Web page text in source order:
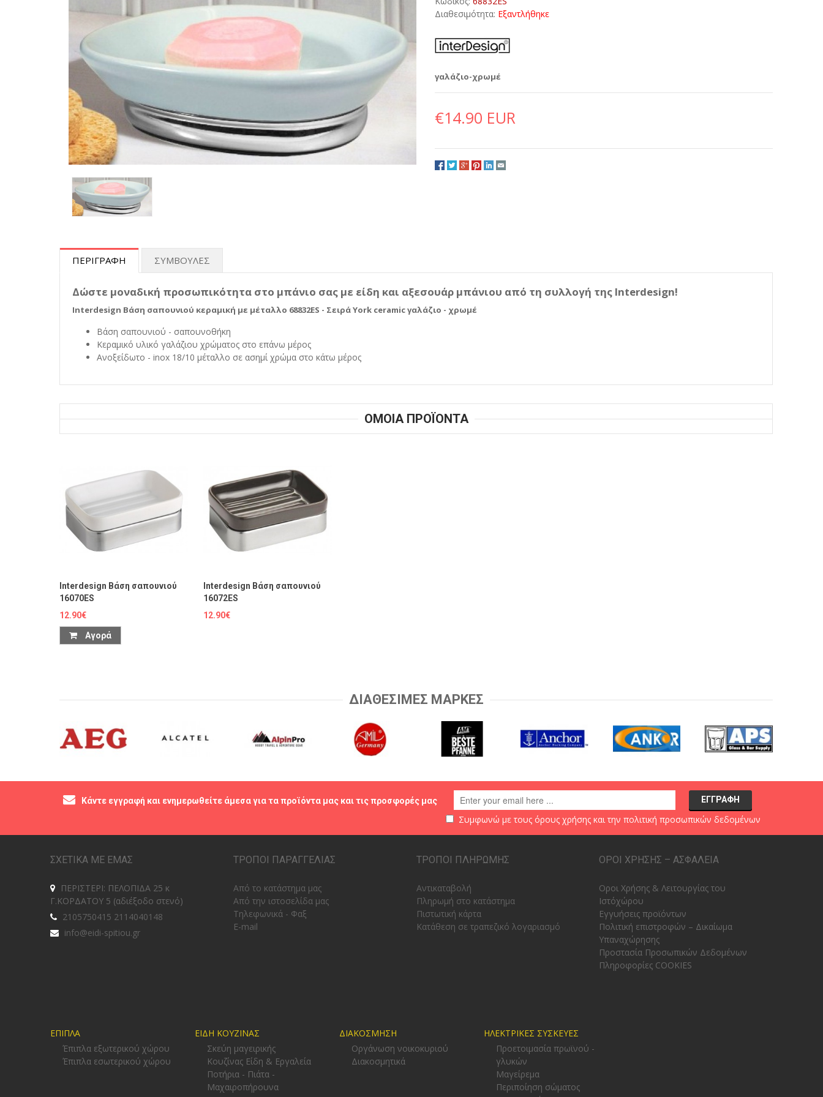
Διαθεσιμότητα: Εξαντλήθηκε
γαλάζιο-χρωμέ
€14.90 EUR
ΠΕΡΙΓΡΑΦΗ ΣΥΜΒΟΥΛΕΣ
Δώστε μοναδική προσωπικότητα στο μπάνιο σας με είδη και αξεσουάρ μπάνιου από τη συλλογή της Interdesign!
Interdesign Βάση σαπουνιού κεραμική με μέταλλο 68832ES - Σειρά York ceramic γαλάζιο - χρωμέ
Βάση σαπουνιού - σαπουνοθήκη
Κεραμικό υλικό γαλάζιου χρώματος στο επάνω μέρος
Ανοξείδωτο - inox 18/10 μέταλλο σε ασημί χρώμα στο κάτω μέρος
ΟΜΟΙΑ ΠΡΟΪΟΝΤΑ
Interdesign Βάση σαπουνιού
16070ES
12.90€
Αγορά
Interdesign Βάση σαπουνιού
16072ES
12.90€
ΔΙΑΘΕΣΙΜΕΣ ΜΑΡΚΕΣ
Κάντε εγγραφή και ενημερωθείτε άμεσα για τα προϊόντα μας και τις προσφορές μας
Συμφωνώ με τους όρους χρήσηςκαι την πολιτική προσωπικών δεδομένων
ΣΧΕΤΙΚΑ ΜΕ ΕΜΑΣ
ΠΕΡΙΣΤΕΡΙ: ΠΕΛΟΠΙΔΑ 25 κ
Γ.ΚΟΡΔΑΤΟΥ 5 (αδιέξοδο στενό)
2105750415 2114040148
info@eidi-spitiou.gr
ΤΡΟΠΟΙ ΠΑΡΑΓΓΕΛΙΑΣ
Από το κατάστημα μας
Από την ιστοσελίδα μας
Tηλεφωνικά - Φαξ
E-mail
ΤΡΟΠΟΙ ΠΛΗΡΩΜΗΣ
Αντικαταβολή
Πληρωμή στο κατάστημα
Πιστωτική κάρτα
Κατάθεση σε τραπεζικό λογαριασμό
ΟΡΟΙ ΧΡΗΣΗΣ – ΑΣΦΑΛΕΙΑ
Οροι Χρήσης & Λειτουργίας του
Ιστόχώρου
Εγγυήσεις προϊόντων
Πολιτική επιστροφών – Δικαίωμα
Υπαναχώρησης
Προστασία Προσωπικών Δεδομένων
Πληροφορίες COOKIES
ΕΠΙΠΛΑ
Έπιπλα εξωτερικού χώρου
Έπιπλα εσωτερικού χώρου
ΕΙΔΗ ΚΟΥΖΙΝΑΣ
Σκεύη μαγειρικής
Κουζίνας Είδη & Εργαλεία
Ποτήρια - Πιάτα -
Μαχαιροπήρουνα
ΔΙΑΚΟΣΜΗΣΗ
Οργάνωση νοικοκυριού
Διακοσμητικά
ΗΛΕΚΤΡΙΚΕΣ ΣΥΣΚΕΥΕΣ
Προετοιμασία πρωϊνού -
γλυκών
Μαγείρεμα
Περιποίηση σώματος